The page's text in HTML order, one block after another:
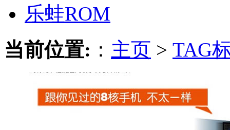
乐蛙ROM
当前位置: ： 主页 > TAG